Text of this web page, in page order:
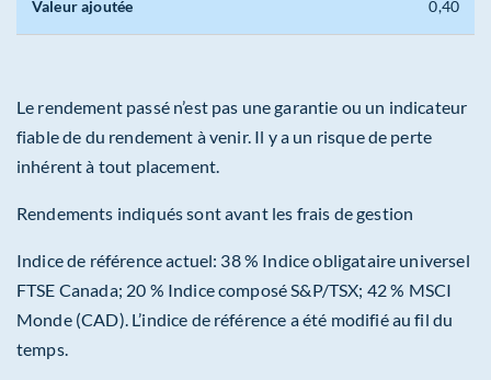
Valeur ajoutée 0,40
Le rendement passé n’est pas une garantie ou un indicateur
fiable de du rendement à venir. Il y a un risque de perte
inhérent à tout placement.
Rendements indiqués sont avant les frais de gestion
Indice de référence actuel: 38 % Indice obligataire universel
FTSE Canada; 20 % Indice composé S&P/TSX; 42 % MSCI
Monde (CAD). L’indice de référence a été modifié au fil du
temps.